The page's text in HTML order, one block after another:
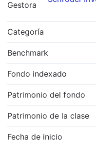
Gestora
Categoría
Benchmark
Fondo indexado
Patrimonio del fondo
Patrimonio de la clase
Fecha de inicio